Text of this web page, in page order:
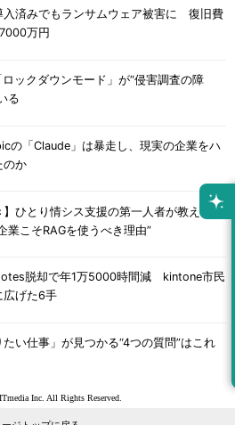
入済みでもランサムウェア被害に 復旧費
万円
ックダウンモード」が“侵害調査の障
る
の「Claude」は暴走し、現実の企業をハ
のか
】ひとり情シス支援の第一人者が教え
業こそRAGを使うべき理由”
脱却で年1万5000時間減 kintone市民
広げた6手
たい仕事」が見つかる“4つの質問”はこれ
Inc. All Rights Reserved.